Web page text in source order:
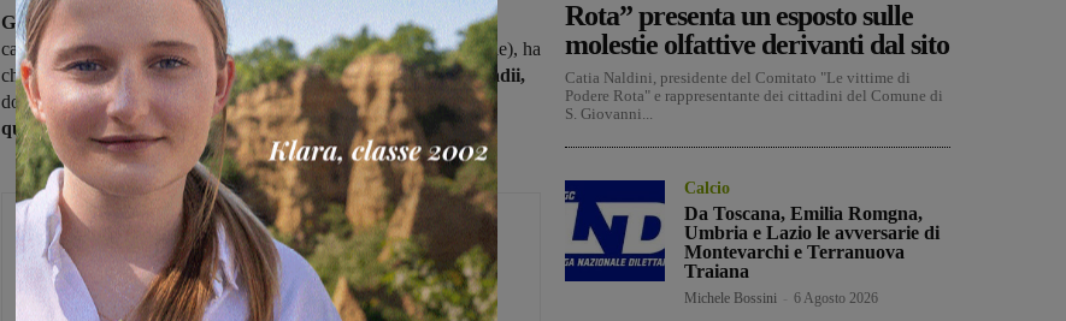
Gasmi, dopo essere arrivato primo il 6 gennaio al Cross del
campaccio (altra competizione di grande importanza internazionale), ha
chiusosecondocon un distacco di soli otto secondi dal primo.Badii,
dopo un periodo con alcuni malanni di carattere fisico, è
arrivata
quartamancando il podio per soli due secondi.
Michele Bossini
Rota” presenta un esposto sulle
molestie olfattive derivanti dal sito
Catia Naldini, presidente del Comitato "Le vittime di
Podere Rota" e rappresentante dei cittadini del Comune di
S. Giovanni...
Calcio
Da Toscana, Emilia Romgna,
Umbria e Lazio le avversarie di
Montevarchi e Terranuova
Traiana
Michele Bossini 6 Agosto 2026